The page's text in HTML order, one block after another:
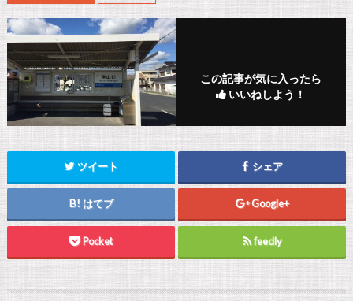
この記事が気に入ったら
いいねしよう！
ツイート シェア
はてブ Google+
Pocket feedly